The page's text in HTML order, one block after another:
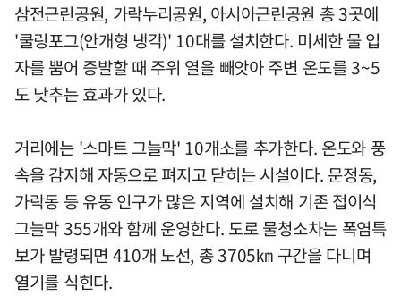
삼전근린공원, 가락누리공원, 아시아근린공원 총 3곳에
'쿨링포그(안개형 냉각)' 10대를 설치한다. 미세한 물 입
자를 뿜어 증발할 때 주위 열을 빼앗아 주변 온도를 3~5
도 낮추는 효과가 있다.
거리에는 '스마트 그늘막' 10개소를 추가한다. 온도와 풍
속을 감지해 자동으로 펴지고 닫히는 시설이다. 문정동,
가락동 등 유동 인구가 많은 지역에 설치해 기존 접이식
그늘막 355개와 함께 운영한다. 도로 물청소차는 폭염특
보가 발령되면 410개 노선, 총 3705㎞ 구간을 다니며
열기를 식힌다.